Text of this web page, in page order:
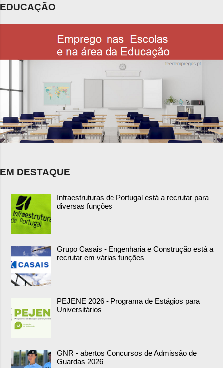
EDUCAÇÃO
EM DESTAQUE
Infraestruturas de Portugal está a recrutar para
diversas funções
Grupo Casais - Engenharia e Construção está a
recrutar em várias funções
PEJENE 2026 - Programa de Estágios para
Universitários
GNR - abertos Concursos de Admissão de
Guardas 2026